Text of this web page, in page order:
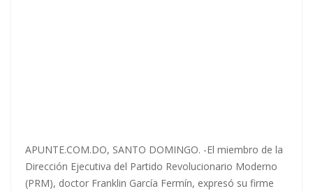
APUNTE.COM.DO, SANTO DOMINGO. -El miembro de la
Dirección Ejecutiva del Partido Revolucionario Moderno
(PRM), doctor Franklin García Fermín, expresó su firme